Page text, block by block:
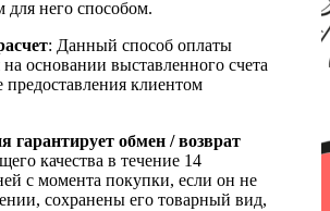
для него способом.
: Данный способ оплаты
на основании выставленного счета
предоставления клиентом
гарантирует обмен / возврат
качества в течение 14
с момента покупки, если он не
сохранены его товарный вид,